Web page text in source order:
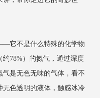
不是什么特殊的化学物
78%）的氮气，通过深度
是无色无味的气体，看不
无色透明的液体，触感冰冷